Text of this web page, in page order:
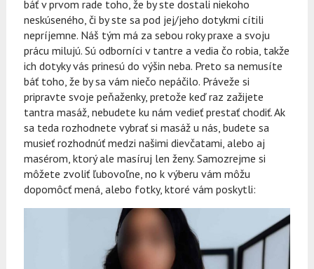
báť v prvom rade toho, že by ste dostali niekoho
neskúseného, či by ste sa pod jej/jeho dotykmi cítili
nepríjemne. Náš tým má za sebou roky praxe a svoju
prácu milujú. Sú odborníci v tantre a vedia čo robia, takže
ich dotyky vás prinesú do výšin neba. Preto sa nemusíte
báť toho, že by sa vám niečo nepáčilo. Práveže si
pripravte svoje peňaženky, pretože keď raz zažijete
tantra masáž, nebudete ku nám vedieť prestať chodiť.Ak
sa teda rozhodnete vybrať si masáž u nás, budete sa
musieť rozhodnúť medzi našimi dievčatami, alebo aj
masérom, ktorý ale masíruj len ženy. Samozrejme si
môžete zvoliť ľubovoľne, no k výberu vám môžu
dopomôcť mená, alebo fotky, ktoré vám poskytli: